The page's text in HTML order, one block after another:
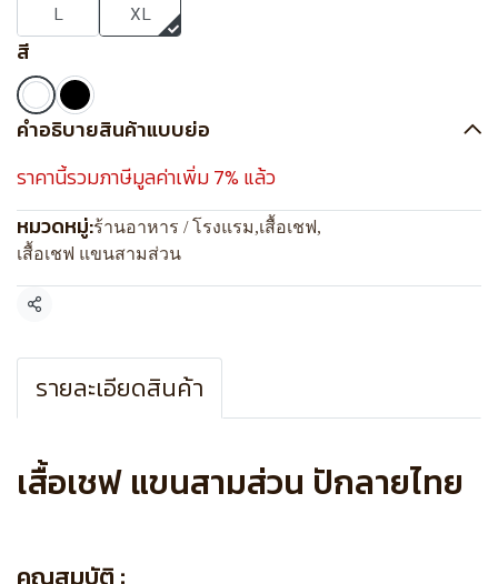
L
XL
สี
คำอธิบายสินค้าแบบย่อ
ราคานี้รวมภาษีมูลค่าเพิ่ม 7% แล้ว
หมวดหมู่:ร้านอาหาร / โรงแรม,เสื้อเชฟ,
เสื้อเชฟ แขนสามส่วน
แชร์
รายละเอียดสินค้า
เสื้อเชฟ แขนสามส่วน ปักลายไทย